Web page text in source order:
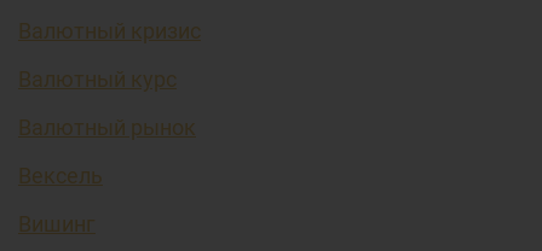
Валютный кризис
Валютный курс
Валютный рынок
Вексель
Вишинг